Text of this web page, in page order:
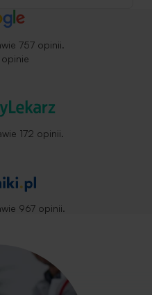
757 opinii.
172 opinii.
967 opinii.